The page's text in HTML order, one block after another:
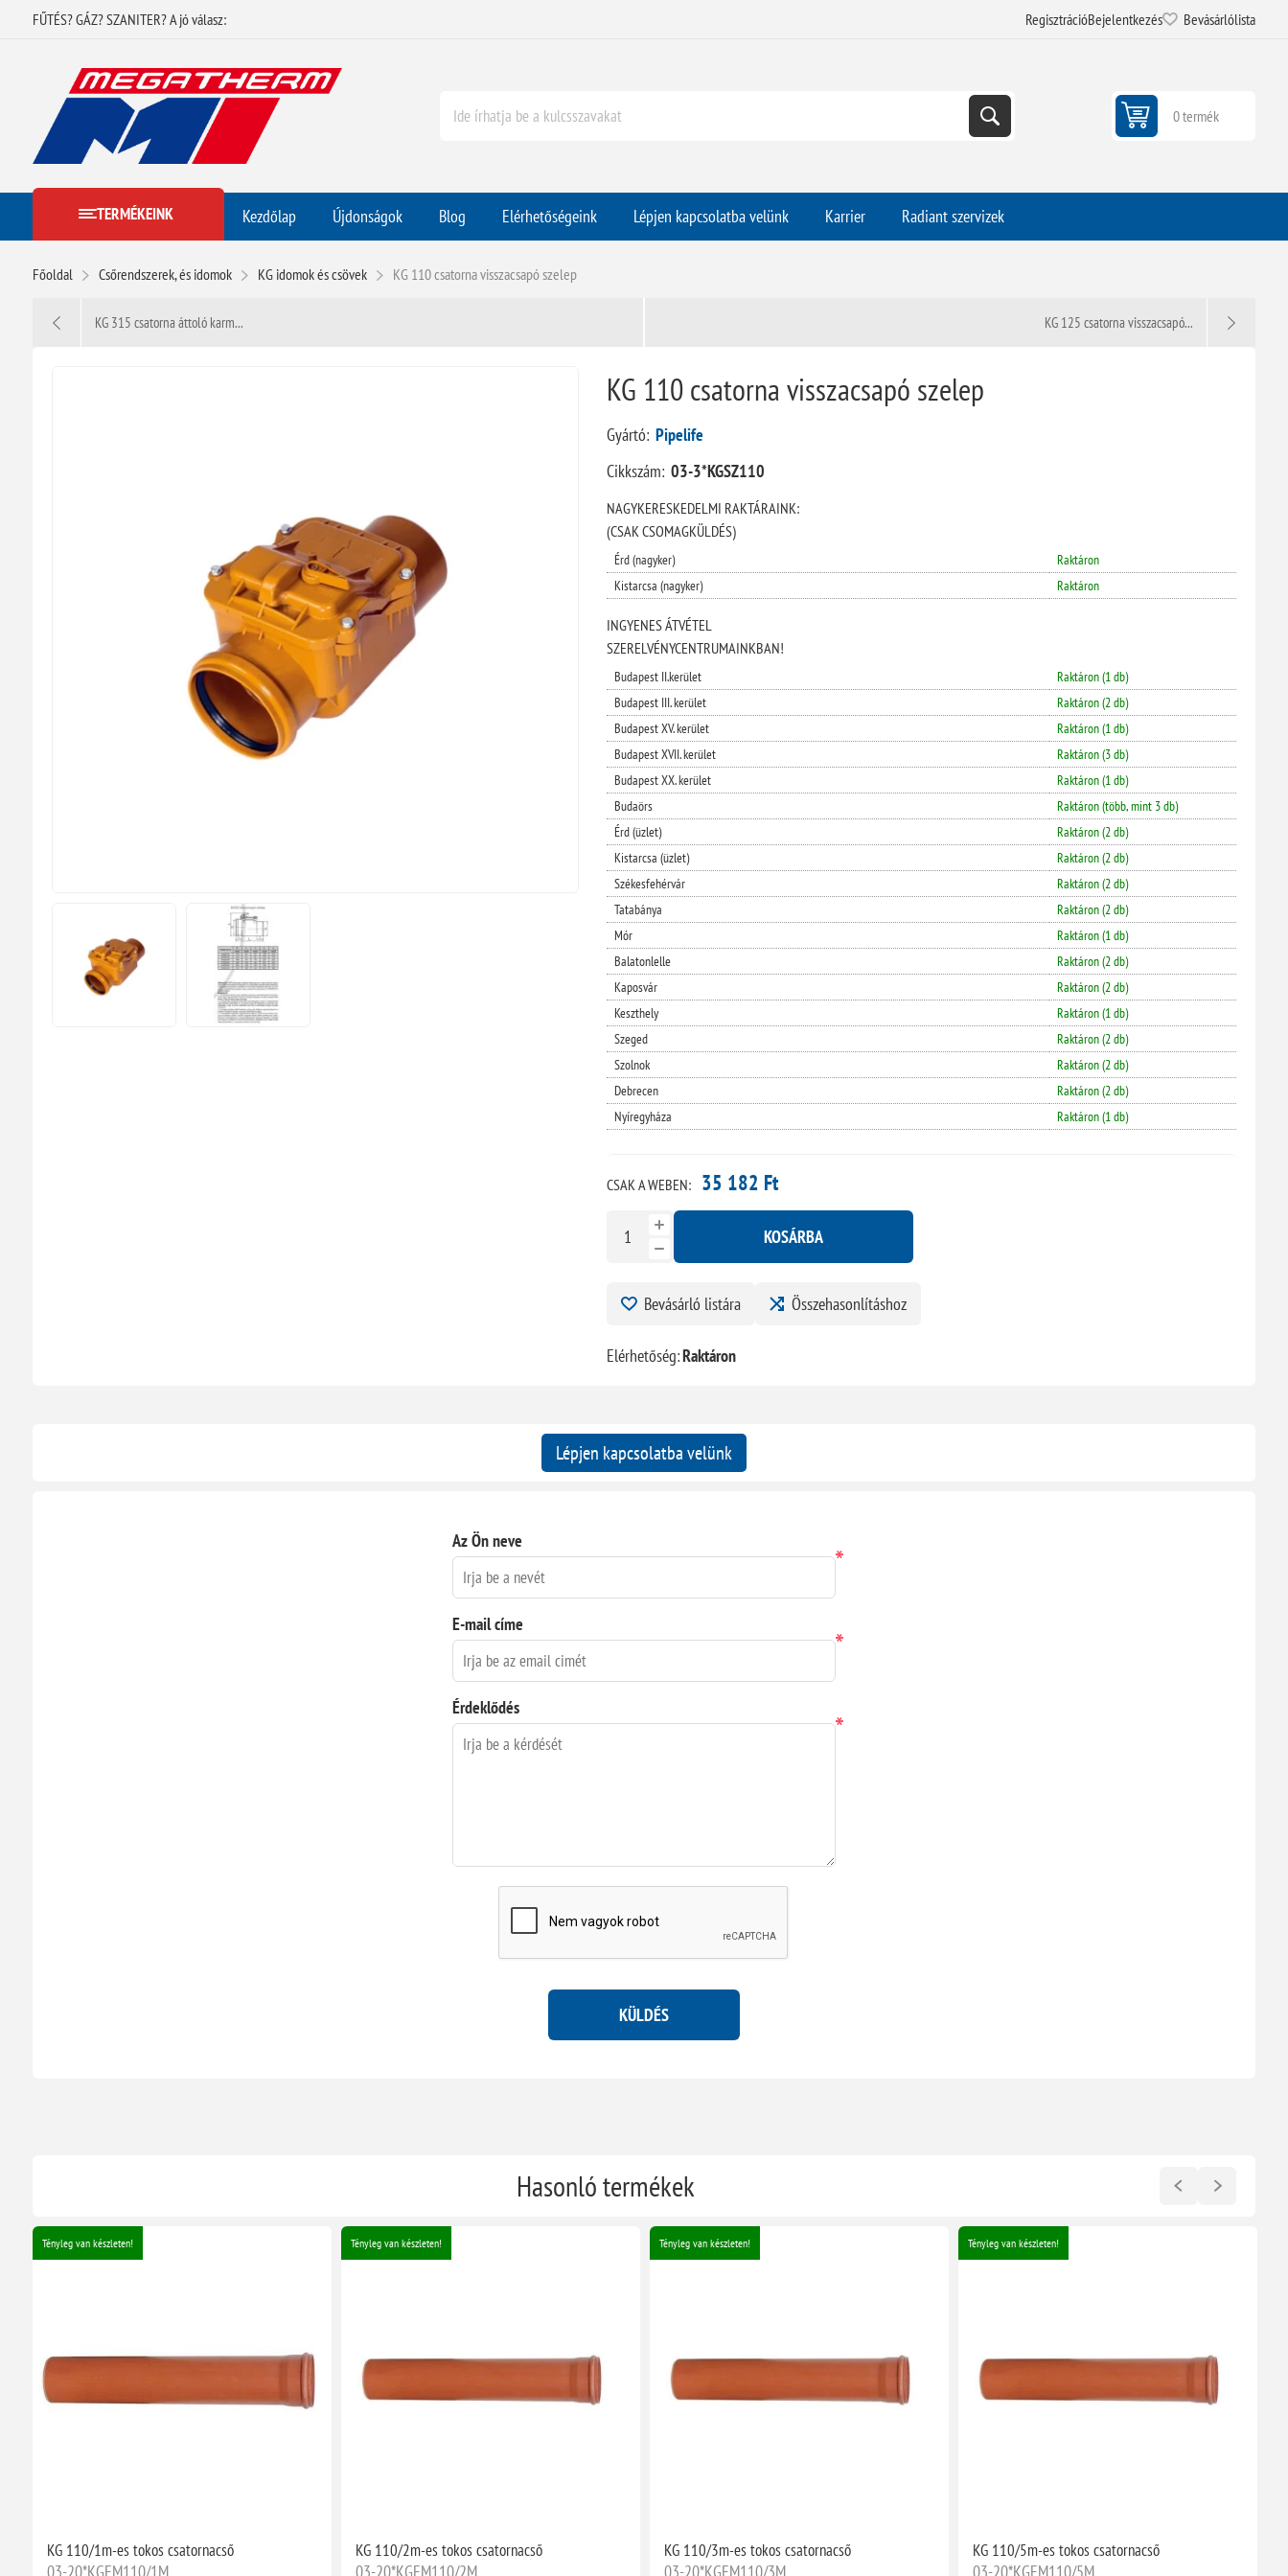
FŰTÉS? GÁZ? SZANITER? A jó válasz: RegisztrációBejelentkezés Bevásárlólista
0 termék
TERMÉKEINK Kezdőlap Újdonságok Blog Elérhetőségeink Lépjen kapcsolatba velünk Karrier Radiant szervizek
Főoldal Csőrendszerek, és idomok KG idomok és csövek KG 110 csatorna visszacsapó szelep
KG 315 csatorna áttoló karm... KG 125 csatorna visszacsapó...
KG 110 csatorna visszacsapó szelep
Gyártó: Pipelife
Cikkszám: 03-3*KGSZ110
NAGYKERESKEDELMI RAKTÁRAINK:
(CSAK CSOMAGKÜLDÉS)
Érd (nagyker)
Raktáron
Kistarcsa (nagyker)
Raktáron
INGYENES ÁTVÉTEL
SZERELVÉNYCENTRUMAINKBAN!
Budapest II.kerület
Raktáron (1 db)
Budapest III. kerület
Raktáron (2 db)
Budapest XV. kerület
Raktáron (1 db)
Budapest XVII. kerület
Raktáron (3 db)
Budapest XX. kerület
Raktáron (1 db)
Budaörs
Raktáron (több, mint 3 db)
Érd (üzlet)
Raktáron (2 db)
Kistarcsa (üzlet)
Raktáron (2 db)
Székesfehérvár
Raktáron (2 db)
Tatabánya
Raktáron (2 db)
Mór
Raktáron (1 db)
Balatonlelle
Raktáron (2 db)
Kaposvár
Raktáron (2 db)
Keszthely
Raktáron (1 db)
Szeged
Raktáron (2 db)
Szolnok
Raktáron (2 db)
Debrecen
Raktáron (2 db)
Nyíregyháza
Raktáron (1 db)
CSAK A WEBEN: 35 182 Ft
KOSÁRBA
Bevásárló listára Összehasonlításhoz
Elérhetőség:Raktáron
Lépjen kapcsolatba velünk
Az Ön neve
*
E-mail címe
*
Érdeklődés
*
KÜLDÉS
Hasonló termékek
Tényleg van készleten!
KG 110/1m-es tokos csatornacső
Tényleg van készleten!
KG 110/2m-es tokos csatornacső
Tényleg van készleten!
KG 110/3m-es tokos csatornacső
Tényleg van készleten!
KG 110/5m-es tokos csatornacső